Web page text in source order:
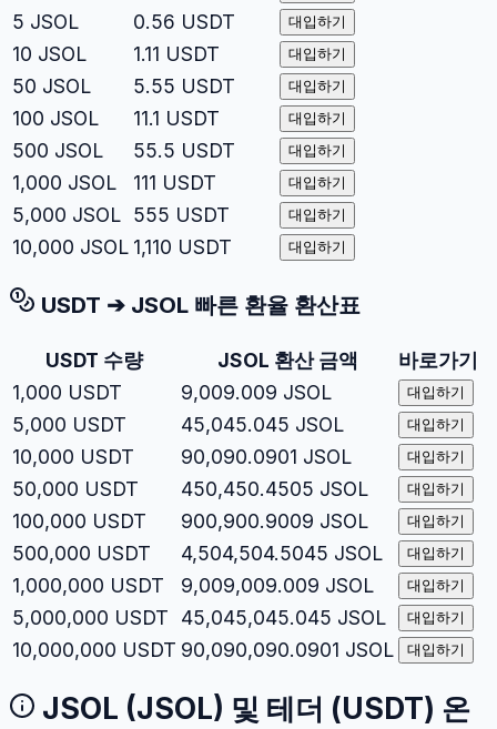
5 JSOL 0.56 USDT 대입하기
10 JSOL 1.11 USDT 대입하기
50 JSOL 5.55 USDT 대입하기
100 JSOL 11.1 USDT 대입하기
500 JSOL 55.5 USDT 대입하기
1,000 JSOL 111 USDT 대입하기
5,000 JSOL 555 USDT 대입하기
10,000 JSOL 1,110 USDT 대입하기
USDT ➔ JSOL 빠른 환율 환산표
USDT 수량 JSOL 환산 금액
바로가기
1,000 USDT 9,009.009 JSOL 대입하기
5,000 USDT 45,045.045 JSOL 대입하기
10,000 USDT 90,090.0901 JSOL 대입하기
50,000 USDT 450,450.4505 JSOL 대입하기
100,000 USDT 900,900.9009 JSOL 대입하기
500,000 USDT 4,504,504.5045 JSOL 대입하기
1,000,000 USDT 9,009,009.009 JSOL 대입하기
5,000,000 USDT 45,045,045.045 JSOL 대입하기
10,000,000 USDT 90,090,090.0901 JSOL 대입하기
JSOL (JSOL) 및 테더 (USDT) 온